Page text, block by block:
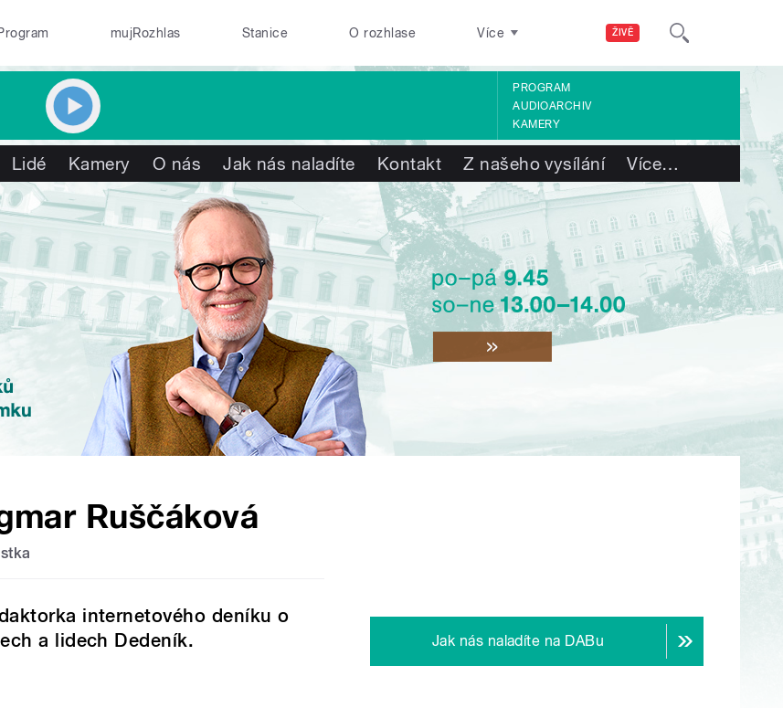
ŽIVĚ
mujRozhlas Stanice O rozhlase Více
PROGRAM
AUDIOARCHIV
KAMERY
Lidé Kamery O nás Jak nás naladíte Kontakt Z našeho vysílání Více…
Ruščáková
internetového deníku o
a lidech Dedeník.
Jak nás naladíte na DABu